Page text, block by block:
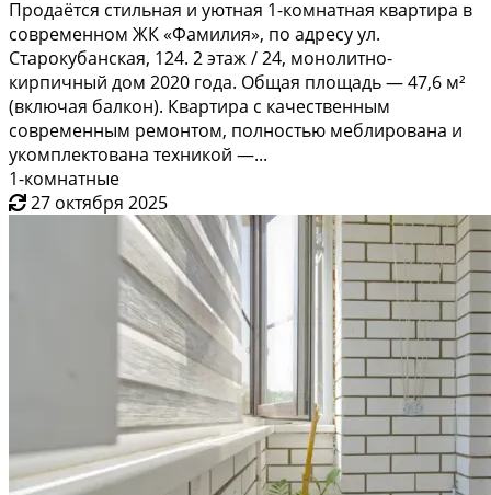
Продаётся стильная и уютная 1-комнатная квартира в
современном ЖК «Фамилия», по адресу ул.
Старокубанская, 124. 2 этаж / 24, монолитно-
кирпичный дом 2020 года. Общая площадь — 47,6 м²
(включая балкон). Квартира с качественным
современным ремонтом, полностью меблирована и
укомплектована техникой —...
1-комнатные
27 октября 2025